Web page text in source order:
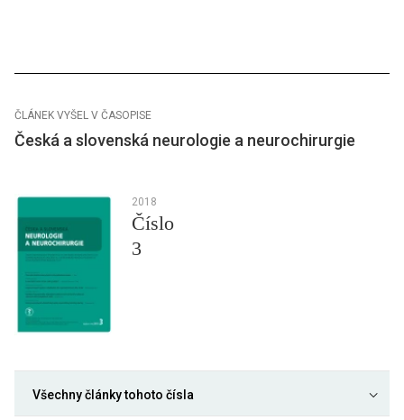
ČLÁNEK VYŠEL V ČASOPISE
Česká a slovenská neurologie a neurochirurgie
2018
Číslo
3
Všechny články tohoto čísla